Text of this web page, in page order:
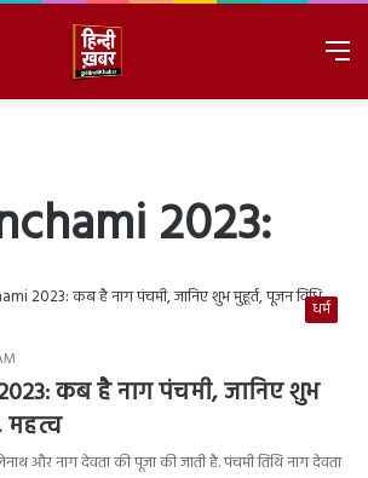
2023:
धर्म
कब है नाग पंचमी, जानिए शुभ
महत्व
और नाग देवता की पूजा की जाती है. पंचमी तिथि नाग देवता